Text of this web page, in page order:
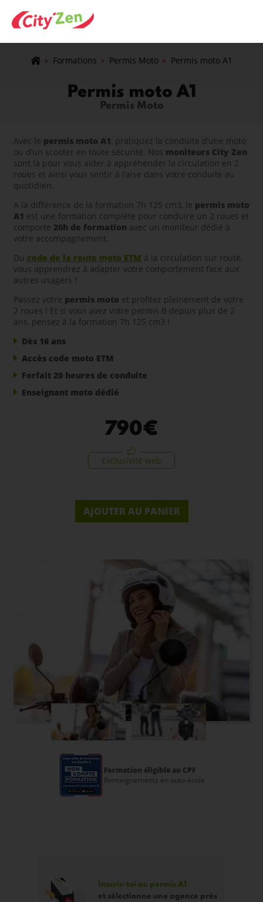
» Formations » Permis Moto » Permis moto A1
Permis moto A1
Permis Moto
Formation éligible au CPF
Renseignements en auto-école
Avec le permis moto A1, pratiquez la conduite d’une moto
ou d’un scooter en toute sécurité. Nos moniteurs City Zen
sont là pour vous aider à appréhender la circulation en 2
roues et ainsi vous sentir à l’aise dans votre conduite au
quotidien.
A la différence de la formation 7h 125 cm3, le permis moto
A1 est une formation complète pour conduire un 2 roues et
comporte 20h de formation avec un moniteur dédié à
votre accompagnement.
Du code de la route moto ETM à la circulation sur route,
vous apprendrez à adapter votre comportement face aux
autres usagers !
Passez votre permis moto et profitez pleinement de votre
2 roues ! Et si vous avez votre permis B depuis plus de 2
ans, pensez à la formation 7h 125 cm3 !
Dès 16 ans
Accès code moto ETM
Forfait 20 heures de conduite
Enseignant moto dédié
790€
Exclusivité web
AJOUTER AU PANIER
Inscris-toi au permis A1
et sélectionne une agence près